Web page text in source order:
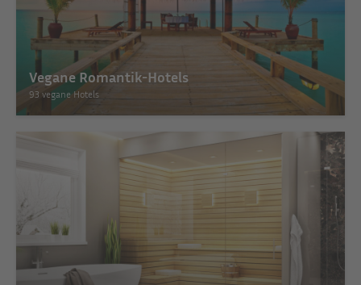
Vegane Romantik-Hotels
93 vegane Hotels